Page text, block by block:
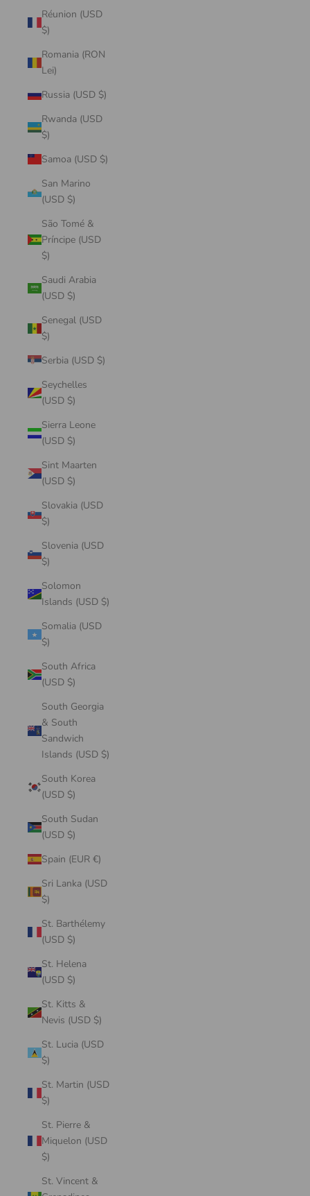
Réunion (USD
$)
Romania (RON
Lei)
Russia (USD $)
Rwanda (USD
$)
Samoa (USD $)
San Marino
(USD $)
São Tomé &
Príncipe (USD
$)
Saudi Arabia
(USD $)
Senegal (USD
$)
Serbia (USD $)
Seychelles
(USD $)
Sierra Leone
(USD $)
Sint Maarten
(USD $)
Slovakia (USD
$)
Slovenia (USD
$)
Solomon
Islands (USD $)
Somalia (USD
$)
South Africa
(USD $)
South Georgia
& South
Sandwich
Islands (USD $)
South Korea
(USD $)
South Sudan
(USD $)
Spain (EUR €)
Sri Lanka (USD
$)
St. Barthélemy
(USD $)
St. Helena
(USD $)
St. Kitts &
Nevis (USD $)
St. Lucia (USD
$)
St. Martin (USD
$)
St. Pierre &
Miquelon (USD
$)
St. Vincent &